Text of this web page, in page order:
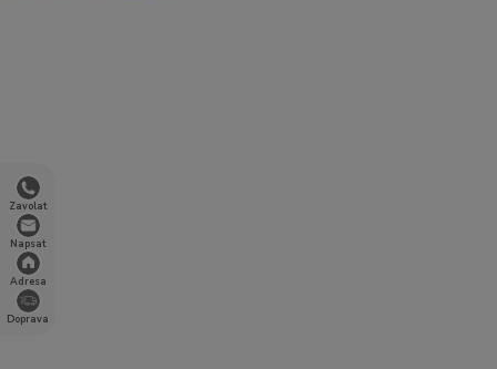
Zavolat
Napsat
Adresa
Doprava